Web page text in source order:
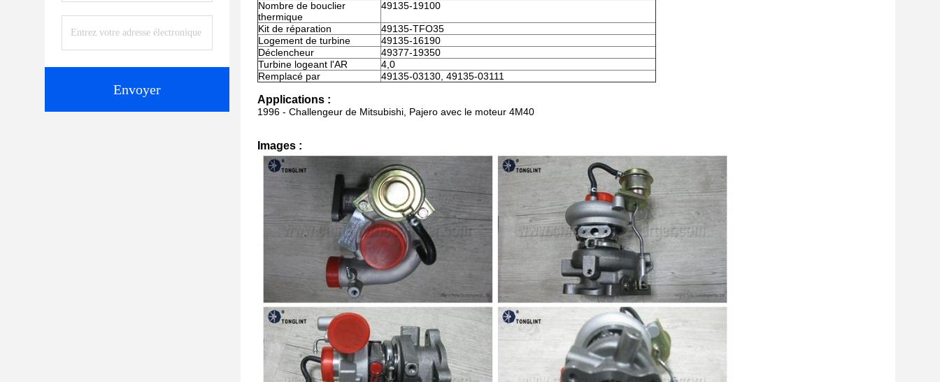
Envoyer
Nombre de bouclier
thermique
49135-19100
Kit de réparation
49135-TFO35
Logement de turbine
49135-16190
Déclencheur
49377-19350
Turbine logeant l'AR
4,0
Remplacé par
49135-03130, 49135-03111
Applications :
1996 - Challengeur de Mitsubishi, Pajero avec le moteur 4M40
Images :